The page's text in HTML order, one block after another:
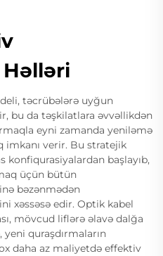
Həlləri
təcrübələrə uyğun
bu da təşkilatlara əvvəllikdən
eyni zamanda yeniləmə
imkanı verir. Bu stratejik
konfiqurasiyalardan başlayıb,
üçün bütün
bəzənmədən
xəssəsə edir. Optik kabel
mövcud liflərə əlavə dalğa
quraşdırmaların
daha az maliyetdə effektiv